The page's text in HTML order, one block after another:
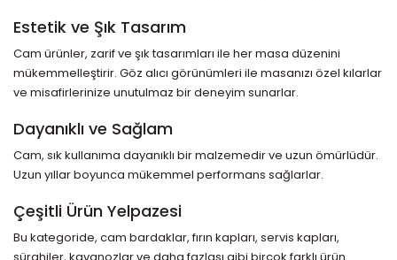
Estetik ve Şık Tasarım
Cam ürünler, zarif ve şık tasarımları ile her masa düzenini
mükemmelleştirir. Göz alıcı görünümleri ile masanızı özel kılarlar
ve misafirlerinize unutulmaz bir deneyim sunarlar.
Dayanıklı ve Sağlam
Cam, sık kullanıma dayanıklı bir malzemedir ve uzun ömürlüdür.
Uzun yıllar boyunca mükemmel performans sağlarlar.
Çeşitli Ürün Yelpazesi
Bu kategoride, cam bardaklar, fırın kapları, servis kapları,